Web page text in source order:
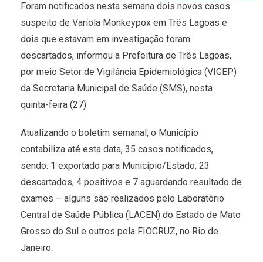
Foram notificados nesta semana dois novos casos
suspeito de Varíola Monkeypox em Três Lagoas e
dois que estavam em investigação foram
descartados, informou a Prefeitura de Três Lagoas,
por meio Setor de Vigilância Epidemiológica (VIGEP)
da Secretaria Municipal de Saúde (SMS), nesta
quinta-feira (27).
Atualizando o boletim semanal, o Município
contabiliza até esta data, 35 casos notificados,
sendo: 1 exportado para Município/Estado, 23
descartados, 4 positivos e 7 aguardando resultado de
exames – alguns são realizados pelo Laboratório
Central de Saúde Pública (LACEN) do Estado de Mato
Grosso do Sul e outros pela FIOCRUZ, no Rio de
Janeiro.